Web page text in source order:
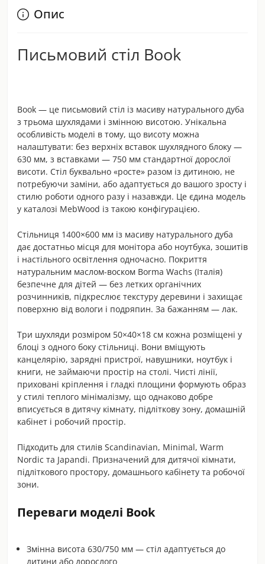
Опис
Письмовий стіл Book
Book — це письмовий стіл із масиву натурального дуба
з трьома шухлядами і змінною висотою. Унікальна
особливість моделі в тому, що висоту можна
налаштувати: без верхніх вставок шухлядного блоку —
630 мм, з вставками — 750 мм стандартної дорослої
висоти. Стіл буквально «росте» разом із дитиною, не
потребуючи заміни, або адаптується до вашого зросту і
стилю роботи одного разу і назавжди. Це єдина модель
у каталозі MebWood із такою конфігурацією.
Стільниця 1400×600 мм із масиву натурального дуба
дає достатньо місця для монітора або ноутбука, зошитів
і настільного освітлення одночасно. Покриття
натуральним маслом-воском Borma Wachs (Італія)
безпечне для дітей — без летких органічних
розчинників, підкреслює текстуру деревини і захищає
поверхню від вологи і подряпин. За бажанням — лак.
Три шухляди розміром 50×40×18 см кожна розміщені у
блоці з одного боку стільниці. Вони вміщують
канцелярію, зарядні пристрої, навушники, ноутбук і
книги, не займаючи простір на столі. Чисті лінії,
приховані кріплення і гладкі площини формують образ
у стилі теплого мінімалізму, що однаково добре
вписується в дитячу кімнату, підліткову зону, домашній
кабінет і робочий простір.
Підходить для стилів Scandinavian, Minimal, Warm
Nordic та Japandi. Призначений для дитячої кімнати,
підліткового простору, домашнього кабінету та робочої
зони.
Переваги моделі Book
Змінна висота 630/750 мм — стіл адаптується до
дитини або дорослого